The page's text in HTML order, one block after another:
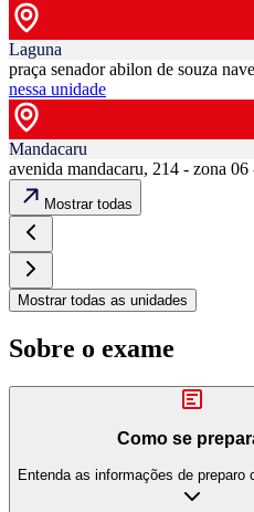
Laguna
praça senador abilon de souza
nessa unidade
Mandacaru
avenida mandacaru, 214 - zona 06
Mostrar todas
Mostrar todas as unidades
Sobre o exame
Como se
Entenda as informações de preparo